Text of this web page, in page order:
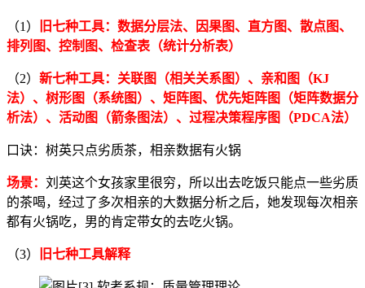
（1） 旧七种工具： 数据分层法、因果图、直方图、散点图、
排列图、控制图、检查表（统计分析表）
（2） 新七种工具： 关联图（相关关系图）、亲和图（KJ
法）、树形图（系统图）、矩阵图、优先矩阵图（矩阵数据分
析法）、活动图（箭条图法）、过程决策程序图（PDCA法）
口诀：树英只点劣质茶，相亲数据有火锅
场景： 刘英这个女孩家里很穷，所以出去吃饭只能点一些劣质
的茶喝，经过了多次相亲的大数据分析之后，她发现每次相亲
都有火锅吃，男的肯定带女的去吃火锅。
（3） 旧七种工具解释